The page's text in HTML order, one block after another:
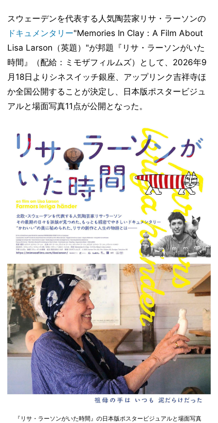
スウェーデンを代表する人気陶芸家リサ・ラーソンの
ドキュメンタリー"Memories In Clay：A Film About
Lisa Larson（英題）"が邦題『リサ・ラーソンがいた
時間』（配給：ミモザフィルムズ）として、2026年9
月18日よりシネスイッチ銀座、アップリンク吉祥寺ほ
か全国公開することが決定し、日本版ポスタービジュ
アルと場面写真11点が公開となった。
『リサ・ラーソンがいた時間』の日本版ポスタービジュアルと場面写真